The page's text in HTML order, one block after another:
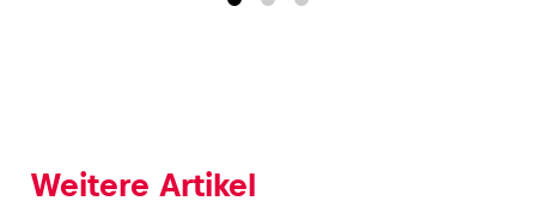
Weitere Artikel